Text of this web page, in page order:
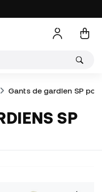
Gants de gardien SP